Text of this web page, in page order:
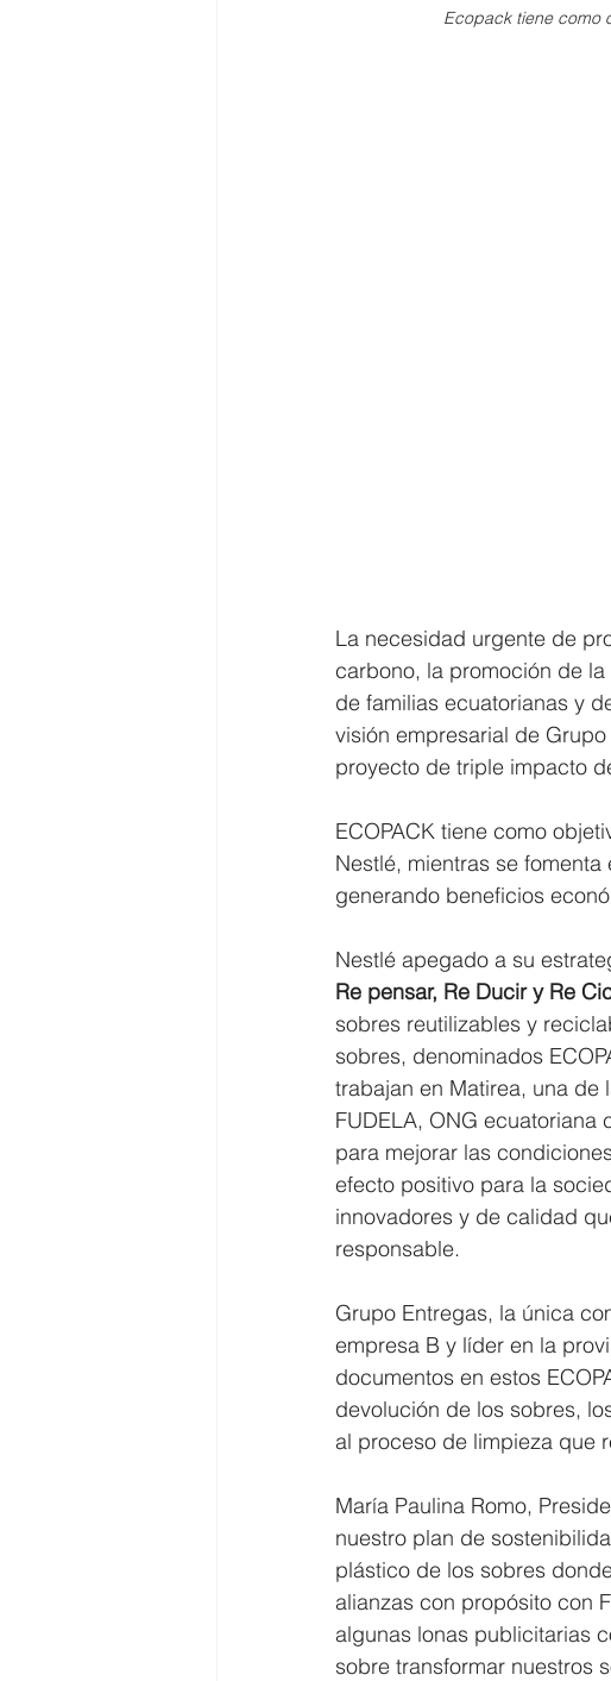
Ecopack tiene como
La necesidad urgente de
carbono, la promoción de
de familias ecuatorianas y
visión empresarial de
proyecto de triple impacto
ECOPACK tiene como
Nestlé, mientras se
generando beneficios
Nestlé apegado a su
Re pensar, Re Ducir y Re
sobres reutilizables y
sobres, denominados
trabajan en Matirea, una
FUDELA, ONG
para mejorar las
efecto positivo para la
innovadores y de calidad
responsable.
Grupo Entregas, la única
empresa B y líder en la
documentos en estos
devolución de los sobres,
al proceso de limpieza que
María Paulina Romo,
nuestro plan de
plástico de los sobres
alianzas con propósito con
algunas lonas publicitarias
sobre transformar nuestros